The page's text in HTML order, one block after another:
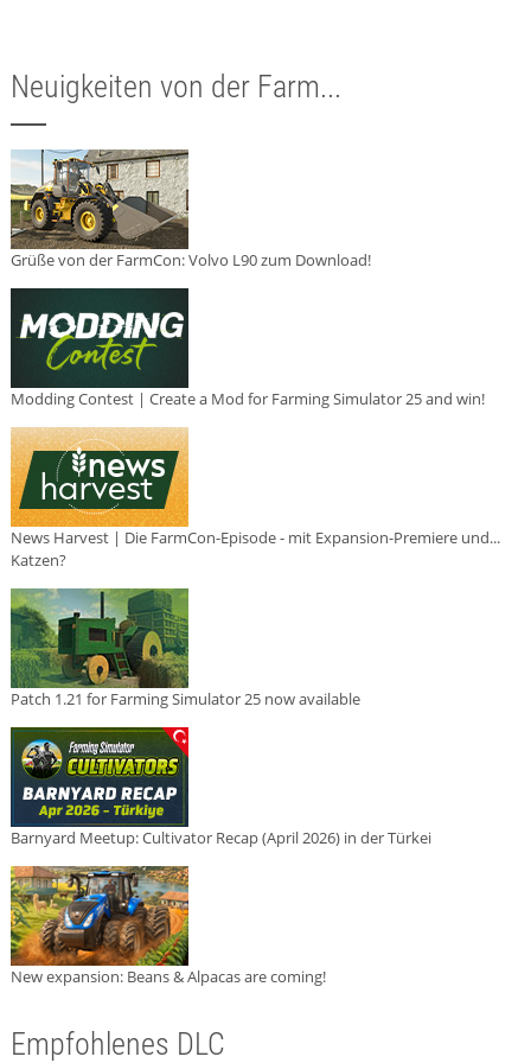
Neuigkeiten von der Farm...
Grüße von der FarmCon: Volvo L90 zum Download!
Modding Contest | Create a Mod for Farming Simulator 25 and win!
News Harvest | Die FarmCon-Episode - mit Expansion-Premiere und...
Katzen?
Patch 1.21 for Farming Simulator 25 now available
Barnyard Meetup: Cultivator Recap (April 2026) in der Türkei
New expansion: Beans & Alpacas are coming!
Empfohlenes DLC